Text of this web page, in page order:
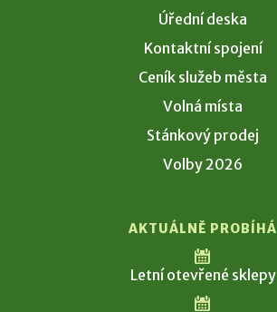
Úřední deska
Kontaktní spojení
Ceník služeb města
Volná místa
Stánkový prodej
Volby 2026
AKTUÁLNĚ PROBÍHÁ
Letní otevřené sklepy